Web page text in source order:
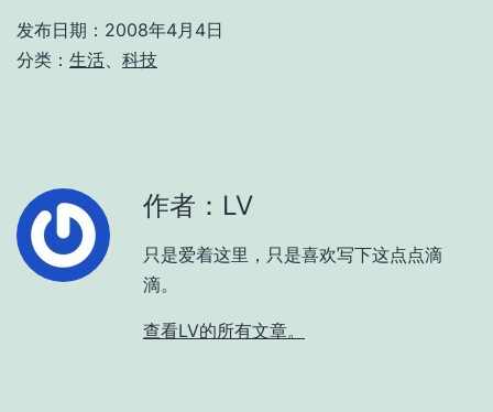
发布日期： 2008年4月4日
分类： 生活 科技
作者：LV
只是爱着这里，只是喜欢写下这点点滴
滴。
查看LV的所有文章。